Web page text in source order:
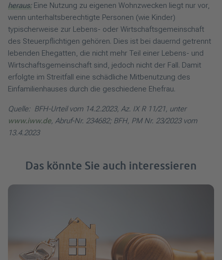
heraus:Eine Nutzung zu eigenen Wohnzwecken liegt nur vor,
wenn unterhaltsberechtigte Personen (wie Kinder)
typischerweise zur Lebens- oder Wirtschaftsgemeinschaft
des Steuerpflichtigen gehören. Dies ist bei dauernd getrennt
lebenden Ehegatten, die nicht mehr Teil einer Lebens- und
Wirtschaftsgemeinschaft sind, jedoch nicht der Fall. Damit
erfolgte im Streitfall eine schädliche Mitbenutzung des
Einfamilienhauses durch die geschiedene Ehefrau.
Quelle: BFH-Urteil vom 14.2.2023, Az. IX R 11/21, unter
www.iww.de, Abruf-Nr. 234682; BFH, PM Nr. 23/2023 vom
13.4.2023
Das könnte Sie auch interessieren